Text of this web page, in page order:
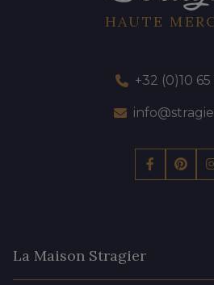
HAUTE
+32 (0)10
La Maison Stragier